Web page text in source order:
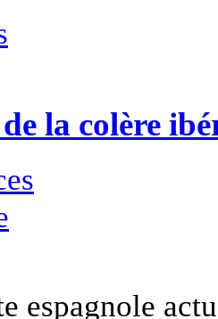
la colère
espagnole